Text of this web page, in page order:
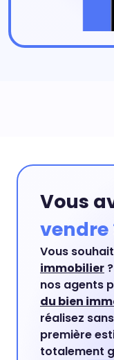
Vous
vendre
Vous
immobilier
nos agents
du bien
réalisez
première
totalement